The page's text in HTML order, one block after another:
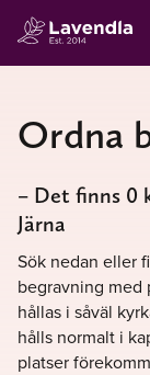
Ordna
– Det finns 0
Järna
Sök nedan eller
begravning med
hållas i såväl
hålls normalt i
platser